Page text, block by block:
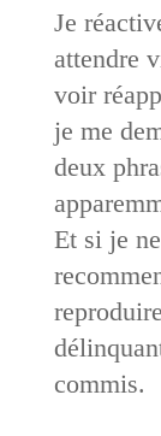
Je
attendre
voir
je me
deux
Et si je
commis.